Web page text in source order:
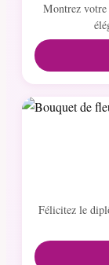
Montrez votre
Félicitez le